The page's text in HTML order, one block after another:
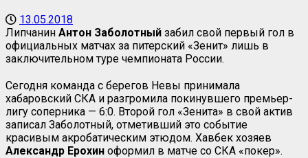
13.05.2018
Липчанин Антон Заболотный забил свой первый гол в
официальных матчах за питерский «Зенит» лишь в
заключительном туре чемпионата России.
Сегодня команда с берегов Невы принимала
хабаровский СКА и разгромила покинувшего премьер-
лигу соперника — 6:0. Второй гол «Зенита» в свой актив
записал Заболотный, отметивший это событие
красивым акробатическим этюдом. Хавбек хозяев
Александр Ерохин оформил в матче со СКА «покер».